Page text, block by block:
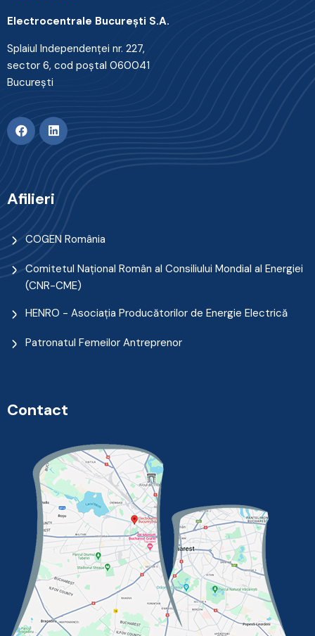
Electrocentrale Bucureşti S.A.
Splaiul Independenţei nr. 227,
sector 6, cod poştal 060041
Bucureşti
Afilieri
COGEN România
Comitetul Naţional Român al Consiliului Mondial al Energiei
(CNR-CME)
HENRO - Asociația Producătorilor de Energie Electrică
Patronatul Femeilor Antreprenor
Contact